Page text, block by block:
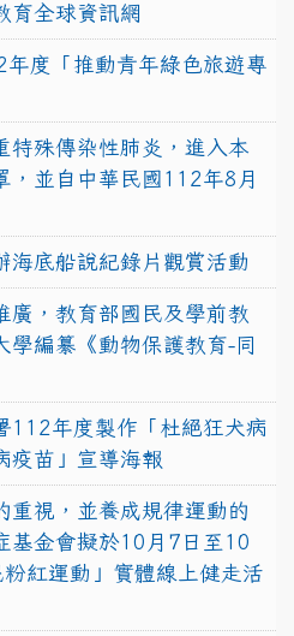
育全球資訊網
度「推動青年綠色旅遊專
特殊傳染性肺炎，進入本
，並自中華民國112年8月
海底船說紀錄片觀賞活動
廣，教育部國民及學前教
學編纂《動物保護教育-同
112年度製作「杜絕狂犬病
疫苗」宣導海報
重視，並養成規律運動的
基金會擬於10月7日至10
紅運動」實體線上健走活